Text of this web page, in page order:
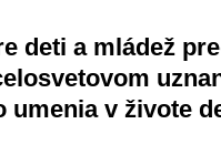
deti a mládež
umenia v živote